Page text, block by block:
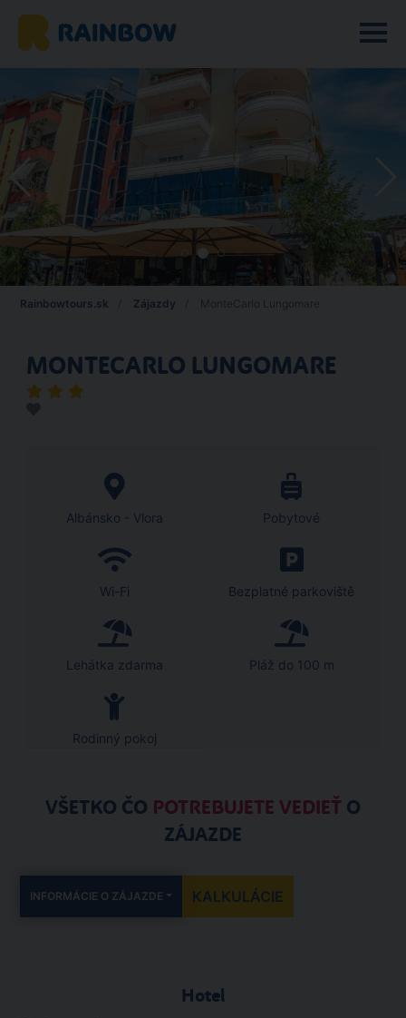
Rainbowtours.sk Zájazdy
MONTECARLO LUNGOMARE
Albánsko - Vlora Pobytové
Wi-Fi Bezplatné parkoviště
Lehátka zdarma Pláž do 100 m
Rodinný pokoj
VŠETKO ČO POTREBUJETE VEDIEŤ O
ZÁJAZDE
INFORMÁCIE O ZÁJAZDE KALKULÁCIE
Hotel